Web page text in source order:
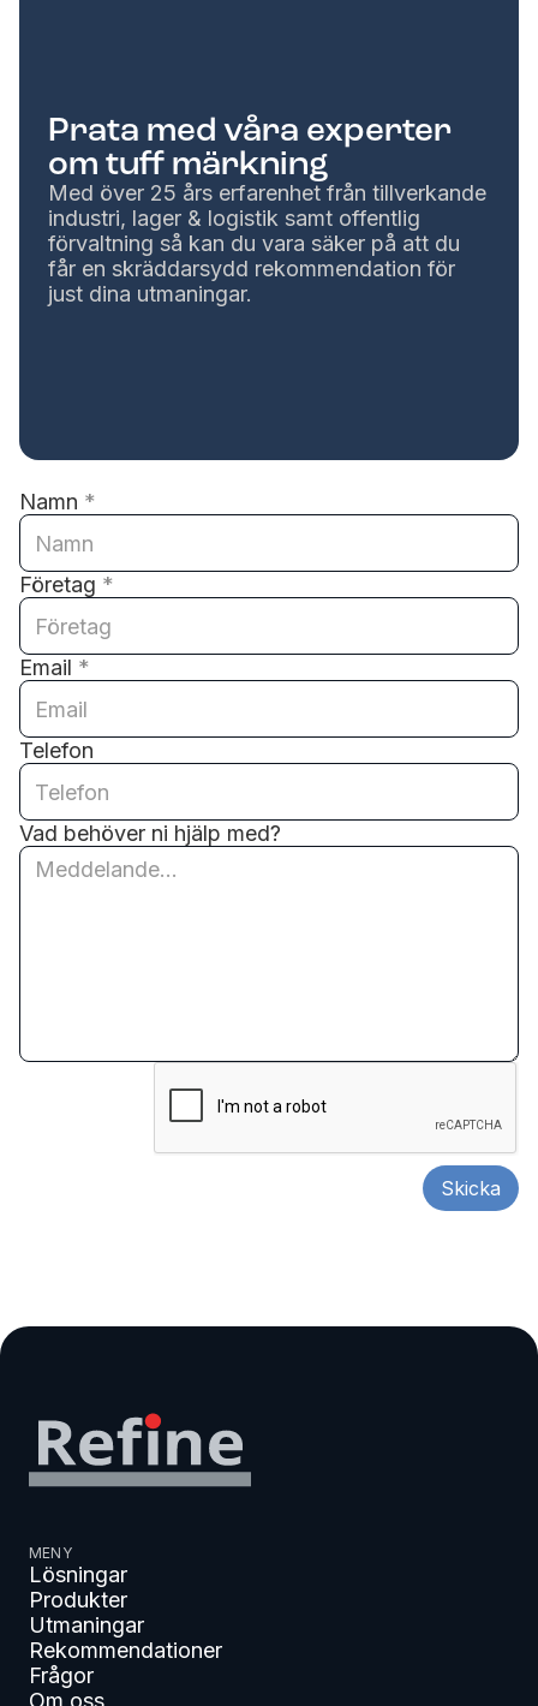
Prata med våra experter
om tuff märkning
Med över 25 års erfarenhet från tillverkande
industri, lager & logistik samt offentlig
förvaltning så kan du vara säker på att du
får en skräddarsydd rekommendation för
just dina utmaningar.
Namn *
Företag *
Email *
Telefon
Vad behöver ni hjälp med?
MENY
Lösningar
Produkter
Utmaningar
Rekommendationer
Frågor
Om oss